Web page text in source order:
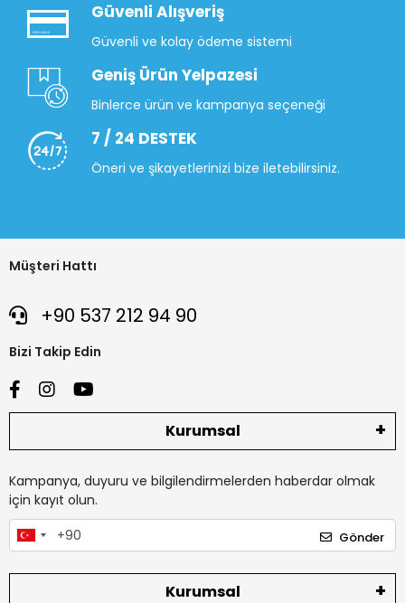
Güvenli Alışveriş
Güvenli ve kolay ödeme sistemi
Geniş Ürün Yelpazesi
Binlerce ürün ve kampanya seçeneği
7 / 24 DESTEK
Öneri ve şikayetlerinizi bize iletebilirsiniz.
Müşteri Hattı
+90 537 212 94 90
Bizi Takip Edin
Kurumsal
Kampanya, duyuru ve bilgilendirmelerden haberdar olmak
için kayıt olun.
Gönder
Kurumsal